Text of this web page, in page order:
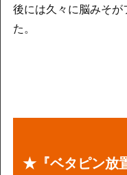
後には久々に脳みそ
た。
★『ベタピン放